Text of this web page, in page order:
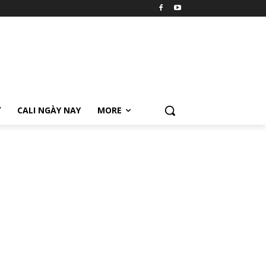
CALI NGÀY NAY MORE